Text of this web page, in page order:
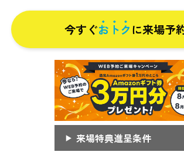
今すぐおトクに来場予
来場特典進呈条件